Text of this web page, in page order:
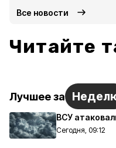
Все новости
Читайте
Лучшее за
ВСУ
Сегодня, 09:12